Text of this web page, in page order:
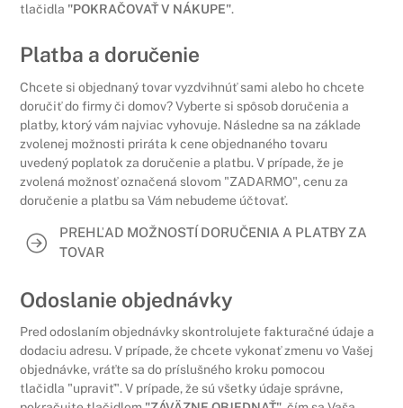
tlačidla "POKRAČOVAŤ V NÁKUPE".
Platba a doručenie
Chcete si objednaný tovar vyzdvihnúť sami alebo ho chcete
doručiť do firmy či domov? Vyberte si spôsob doručenia a
platby, ktorý vám najviac vyhovuje. Následne sa na základe
zvolenej možnosti priráta k cene objednaného tovaru
uvedený poplatok za doručenie a platbu. V prípade, že je
zvolená možnosť označená slovom "ZADARMO", cenu za
doručenie a platbu sa Vám nebudeme účtovať.
PREHĽAD MOŽNOSTÍ DORUČENIA A PLATBY ZA
TOVAR
Odoslanie objednávky
Pred odoslaním objednávky skontrolujete fakturačné údaje a
dodaciu adresu. V prípade, že chcete vykonať zmenu vo Vašej
objednávke, vráťte sa do príslušného kroku pomocou
tlačidla "upraviť". V prípade, že sú všetky údaje správne,